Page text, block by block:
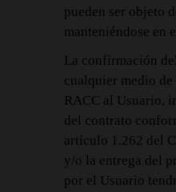
pueden ser objeto
manteniéndose en
La confirmación
cualquier medio
RACC al Usuario,
del contrato
artículo 1.262 del
y/o la entrega del
por el Usuario